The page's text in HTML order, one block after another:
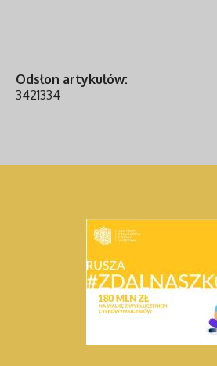
Odsłon artykułów:
3421334